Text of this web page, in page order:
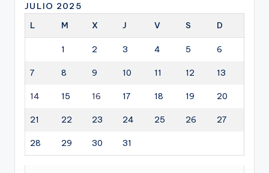
JULIO 2025
L
M X J V S D
1 2 3 4 5 6
7 8 9 10 11 12 13
14 15 16 17 18 19 20
21 22 23 24 25 26 27
28 29 30 31